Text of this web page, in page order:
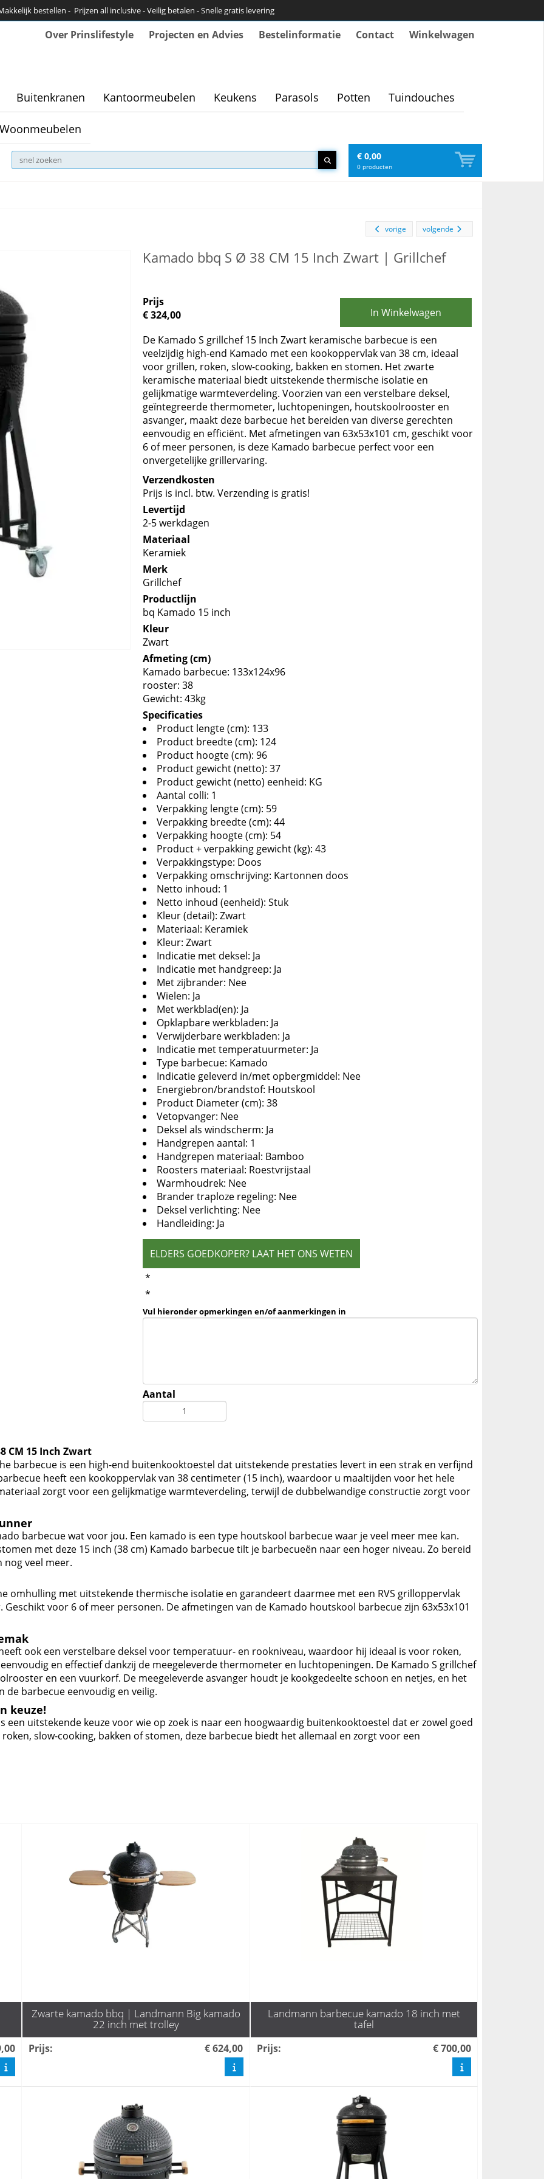
bestellen - Prijzen all inclusive - Veilig betalen - Snelle gratis levering
Over Prinslifestyle Projecten en Advies Bestelinformatie Contact Winkelwagen
Buitenkranen Kantoormeubelen Keukens Parasols Potten Tuindouches
Woonmeubelen
€ 0,00
0 producten
volgende
vorige
Kamado bbq S Ø 38 CM 15 Inch Zwart | Grillchef
Prijs
€ 324,00
In Winkelwagen
De Kamado S grillchef 15 Inch Zwart keramische barbecue is een
veelzijdig high-end Kamado met een kookoppervlak van 38 cm, ideaal
voor grillen, roken, slow-cooking, bakken en stomen. Het zwarte
keramische materiaal biedt uitstekende thermische isolatie en
gelijkmatige warmteverdeling. Voorzien van een verstelbare deksel,
geïntegreerde thermometer, luchtopeningen, houtskoolrooster en
asvanger, maakt deze barbecue het bereiden van diverse gerechten
eenvoudig en efficiënt. Met afmetingen van 63x53x101 cm, geschikt voor
6 of meer personen, is deze Kamado barbecue perfect voor een
onvergetelijke grillervaring.
Verzendkosten
Prijs is incl. btw. Verzending is gratis!
Levertijd
2-5 werkdagen
Materiaal
Keramiek
Merk
Grillchef
Productlijn
bq Kamado 15 inch
Kleur
Zwart
Afmeting (cm)
Kamado barbecue: 133x124x96
rooster: 38
Gewicht: 43kg
Specificaties
Product lengte (cm): 133
Product breedte (cm): 124
Product hoogte (cm): 96
Product gewicht (netto): 37
Product gewicht (netto) eenheid: KG
Aantal colli: 1
Verpakking lengte (cm): 59
Verpakking breedte (cm): 44
Verpakking hoogte (cm): 54
Product + verpakking gewicht (kg): 43
Verpakkingstype: Doos
Verpakking omschrijving: Kartonnen doos
Netto inhoud: 1
Netto inhoud (eenheid): Stuk
Kleur (detail): Zwart
Materiaal: Keramiek
Kleur: Zwart
Indicatie met deksel: Ja
Indicatie met handgreep: Ja
Met zijbrander: Nee
Wielen: Ja
Met werkblad(en): Ja
Opklapbare werkbladen: Ja
Verwijderbare werkbladen: Ja
Indicatie met temperatuurmeter: Ja
Type barbecue: Kamado
Indicatie geleverd in/met opbergmiddel: Nee
Energiebron/brandstof: Houtskool
Product Diameter (cm): 38
Vetopvanger: Nee
Deksel als windscherm: Ja
Handgrepen aantal: 1
Handgrepen materiaal: Bamboo
Roosters materiaal: Roestvrijstaal
Warmhoudrek: Nee
Brander traploze regeling: Nee
Deksel verlichting: Nee
Handleiding: Ja
ELDERS GOEDKOPER? LAAT HET ONS WETEN
*
*
Vul hieronder opmerkingen en/of aanmerkingen in
Aantal
CM 15 Inch Zwart
barbecue is een high-end buitenkooktoestel dat uitstekende prestaties levert in een strak en verfijnd
heeft een kookoppervlak van 38 centimeter (15 inch), waardoor u maaltijden voor het hele
zorgt voor een gelijkmatige warmteverdeling, terwijl de dubbelwandige constructie zorgt voor
barbecue wat voor jou. Een kamado is een type houtskool barbecue waar je veel meer mee kan.
met deze 15 inch (38 cm) Kamado barbecue tilt je barbecueën naar een hoger niveau. Zo bereid
nog veel meer.
omhulling met uitstekende thermische isolatie en garandeert daarmee met een RVS grilloppervlak
voor 6 of meer personen. De afmetingen van de Kamado houtskool barbecue zijn 63x53x101
ook een verstelbare deksel voor temperatuur- en rookniveau, waardoor hij ideaal is voor roken,
en effectief dankzij de meegeleverde thermometer en luchtopeningen. De Kamado S grillchef
en een vuurkorf. De meegeleverde asvanger houdt je kookgedeelte schoon en netjes, en het
barbecue eenvoudig en veilig.
keuze!
een uitstekende keuze voor wie op zoek is naar een hoogwaardig buitenkooktoestel dat er zowel goed
slow-cooking, bakken of stomen, deze barbecue biedt het allemaal en zorgt voor een
Zwarte kamado bbq | Landmann Big kamado
22 inch met trolley
Prijs: € 624,00
Landmann barbecue kamado 18 inch met
tafel
Prijs: € 700,00